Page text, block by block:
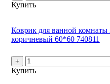
Купить
Коврик для ванной
коричневый 60*60 740811
+
Купить